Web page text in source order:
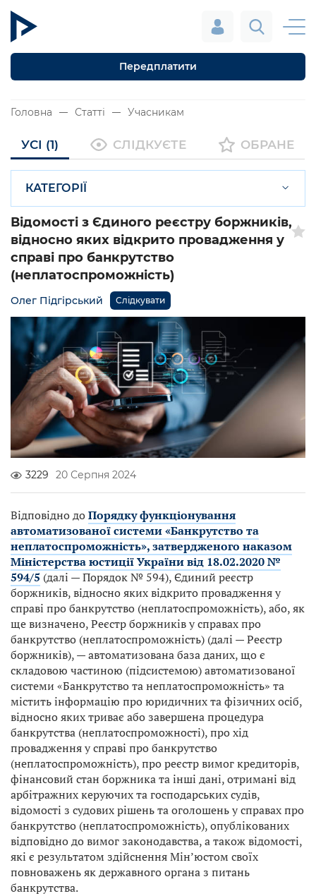
Передплатити
Головна Статті Учасникам
УСІ (1) СЛІДКУЄТЕ ОБРАНЕ
КАТЕГОРІЇ
Відомості з Єдиного реєстру боржників,
відносно яких відкрито провадження у
справі про банкрутство
(неплатоспроможність)
Олег Підгірський Слідкувати
3229 20 Серпня 2024
Відповідно доПорядку функціонування
автоматизованої системи «Банкрутство та
неплатоспроможність», затвердженого наказом
Міністерства юстиції України від 18.02.2020 №
594/5 (далі — Порядок № 594), Єдиний реєстр
боржників, відносно яких відкрито провадження у
справі про банкрутство (неплатоспроможність), або, як
ще визначено, Реєстр боржників у справах про
банкрутство (неплатоспроможність) (далі — Реєстр
боржників), — автоматизована база даних, що є
складовою частиною (підсистемою) автоматизованої
системи «Банкрутство та неплатоспроможність» та
містить інформацію про юридичних та фізичних осіб,
відносно яких триває або завершена процедура
банкрутства (неплатоспроможності), про хід
провадження у справі про банкрутство
(неплатоспроможність), про реєстр вимог кредиторів,
фінансовий стан боржника та інші дані, отримані від
арбітражних керуючих та господарських судів,
відомості з судових рішень та оголошень у справах про
банкрутство (неплатоспроможність), опублікованих
відповідно до вимог законодавства, а також відомості,
які є результатом здійснення Мін’юстом своїх
повноважень як державного органа з питань
банкрутства.